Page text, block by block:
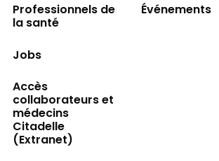
Professionnels de
la santé
Jobs
Accès
collaborateurs et
médecins
Citadelle
(Extranet)
Événements